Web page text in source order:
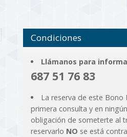
Condiciones
Llámanos para
687 51 76 83
La reserva de este Bono
primera consulta y en
obligación de someterte al
reservarlo NO se está